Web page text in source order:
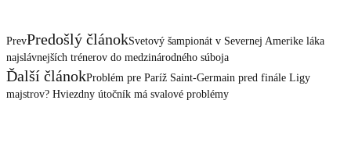
PrevPredošlý článokSvetový šampionát v Severnej Amerike láka
najslávnejších trénerov do medzinárodného súboja
Ďalší článokProblém pre Paríž Saint-Germain pred finále Ligy
majstrov? Hviezdny útočník má svalové problémy